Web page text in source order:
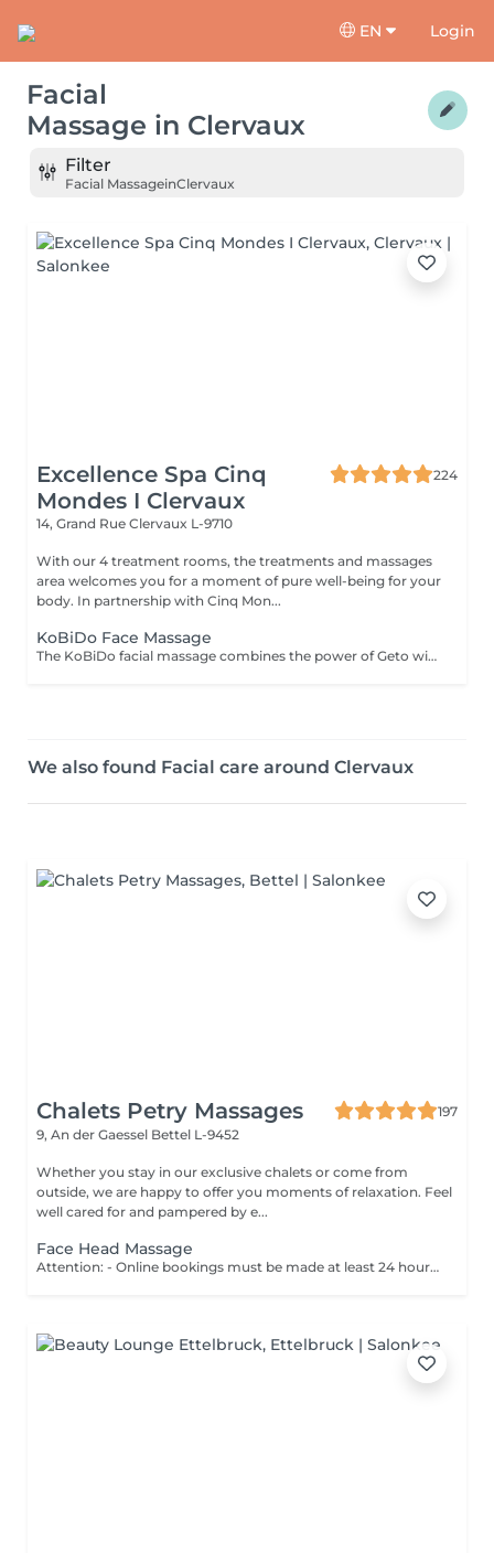
EN Login
Facial
Massage in Clervaux
Filter
Facial MassageinClervaux
Excellence Spa Cinq
Mondes I Clervaux
224
14, Grand Rue Clervaux L-9710
With our 4 treatment rooms, the treatments and massages
area welcomes you for a moment of pure well-being for your
body. In partnership with Cinq Mon...
KoBiDo Face Massage
The KoBiDo facial massage combines the power of Geto with gestures inspired by natural lifting techniques, deeply stimulating the skin, firming facial contours and helping to reduce the appearance of wrinkles, leaving the face visibly revitalized and lifted. The duration of the treatment (30min) includes setup and the relaxation time built into our services (10 min).
We also found Facial care around Clervaux
Chalets Petry Massages
197
9, An der Gaessel Bettel L-9452
Whether you stay in our exclusive chalets or come from
outside, we are happy to offer you moments of relaxation. Feel
well cared for and pampered by e...
Face Head Massage
Attention: - Online bookings must be made at least 24 hours in advance. - If you would like to book a massage at short notice (less than 24 hours in advance), please call +49 173 390 20 62. - If you have to cancel the massage, we kindly ask you to do so at least 24 hours in advance, otherwise we will have to charge 70% of the price of the massage. - Employees and times can be adjusted if necessary, after consultation with you. This massage gently relaxes the many small muscles of the face, improves lymphatic and blood circulation, and contributes to a relaxed and better complexion. It gently treats the acupuncture meridians and promotes relaxation of the head with gentle circular movements. Headaches and tired eyes can be reduced.